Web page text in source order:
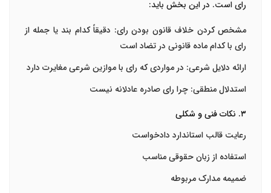
رای است. در این بخش باید:
مشخص کردن خلاف قانون بودن رای: دقیقاً کدام بند یا جمله از
رای با کدام ماده قانونی در تضاد است
ارائه دلایل شرعی: در مواردی که رای با موازین شرعی مغایرت دارد
استدلال منطقی: چرا رای صادره عادلانه نیست
۳. نکات فنی و شکلی
رعایت قالب استاندارد دادخواست
استفاده از زبان حقوقی مناسب
ضمیمه مدارک مربوطه